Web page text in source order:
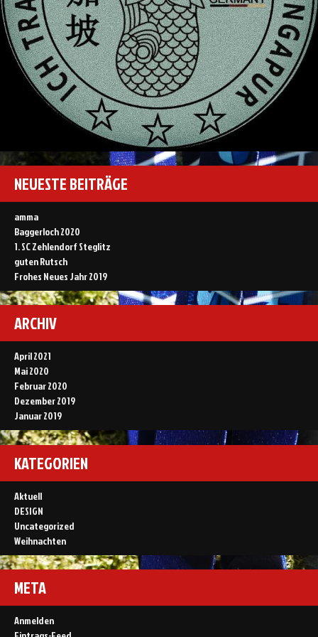
NEUESTE BEITRÄGE
amma
Baggerloch 2020
1. SC Zehlendorf Steglitz
guten Rutsch
Frohes Neues Jahr 2019
ARCHIV
April 2021
Mai 2020
Februar 2020
Dezember 2019
Januar 2019
KATEGORIEN
Aktuell
DESIGN
Uncategorized
Weihnachten
META
Anmelden